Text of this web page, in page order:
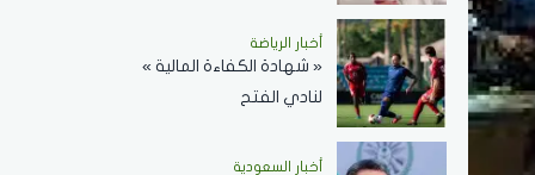
وسلام في المضائق المائية
أخبار الرياضة
« شهادة الكفاءة المالية »
لنادي الفتح
أخبار السعودية